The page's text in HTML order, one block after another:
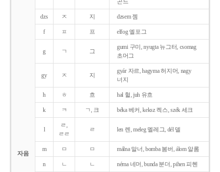
자음
곤드
dzs ㅈ 지 dzsem 젬
f ㅍ 프 elfog 엘포그
g ㄱ 그
gumi 구미, nyugta 뉴그터, csomag
초머그
gy ㅈ 지
gyár 자르, hagyma 허지머, nagy
너지
h ㅎ 흐 hal 헐, juh 유흐
k ㅋ ㄱ, 크 béka 베커, keksz 켁스, szék 세크
l
ㄹ,
ㄹㄹ
ㄹ len 렌, meleg 멜레그, dél 델
m ㅁ ㅁ málna 말너, bomba 봄버, álom 알롬
n ㄴ ㄴ néma 네머, bunda 분더, pihen 피헨